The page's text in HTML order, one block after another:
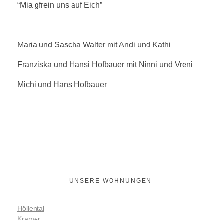
“Mia gfrein uns auf Eich”
Maria und Sascha Walter mit Andi und Kathi
Franziska und Hansi Hofbauer mit Ninni und Vreni
Michi und Hans Hofbauer
UNSERE WOHNUNGEN
Höllental